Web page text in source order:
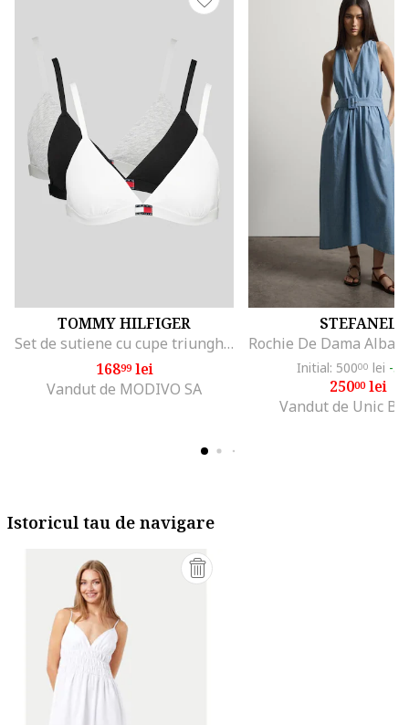
TOMMY HILFIGER
Set de sutiene cu cupe triunghiulare si detaliu logo - 3 perechi, Alb/Negru/Gri melange
16899lei
Vandut de MODIVO SA
STEFANEL
Initial: 50000 lei -
25000lei
Vandut de Unic
Istoricul tau de navigare